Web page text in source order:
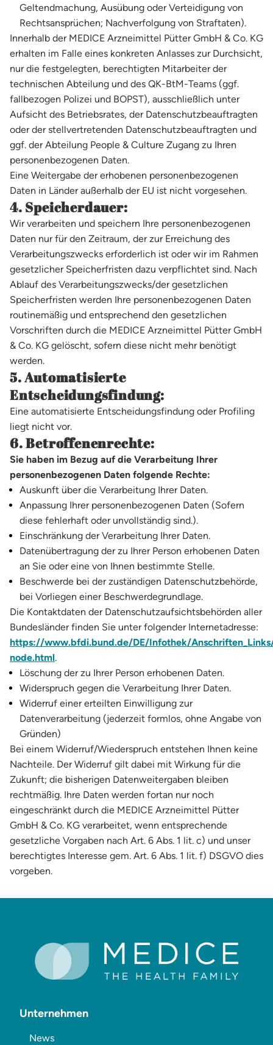
Geltendmachung, Ausübung oder Verteidigung von
Rechtsansprüchen; Nachverfolgung von Straftaten).
Innerhalb der MEDICE Arzneimittel Pütter GmbH & Co. KG
erhalten im Falle eines konkreten Anlasses zur Durchsicht,
nur die festgelegten, berechtigten Mitarbeiter der
technischen Abteilung und des QK-BtM-Teams (ggf.
fallbezogen Polizei und BOPST), ausschließlich unter
Aufsicht des Betriebsrates, der Datenschutzbeauftragten
oder der stellvertretenden Datenschutzbeauftragten und
ggf. der Abteilung People & Culture Zugang zu Ihren
personenbezogenen Daten.
Eine Weitergabe der erhobenen personenbezogenen
Daten in Länder außerhalb der EU ist nicht vorgesehen.
4. Speicherdauer:
Wir verarbeiten und speichern Ihre personenbezogenen
Daten nur für den Zeitraum, der zur Erreichung des
Verarbeitungszwecks erforderlich ist oder wir im Rahmen
gesetzlicher Speicherfristen dazu verpflichtet sind. Nach
Ablauf des Verarbeitungszwecks/der gesetzlichen
Speicherfristen werden Ihre personenbezogenen Daten
routinemäßig und entsprechend den gesetzlichen
Vorschriften durch die MEDICE Arzneimittel Pütter GmbH
& Co. KG gelöscht, sofern diese nicht mehr benötigt
werden.
5. Automatisierte
Entscheidungsfindung:
Eine automatisierte Entscheidungsfindung oder Profiling
liegt nicht vor.
6. Betroffenenrechte:
Sie haben im Bezug auf die Verarbeitung Ihrer
personenbezogenen Daten folgende Rechte:
Auskunft über die Verarbeitung Ihrer Daten.
Anpassung Ihrer personenbezogenen Daten (Sofern
diese fehlerhaft oder unvollständig sind.).
Einschränkung der Verarbeitung Ihrer Daten.
Datenübertragung der zu Ihrer Person erhobenen Daten
an Sie oder eine von Ihnen bestimmte Stelle.
Beschwerde bei der zuständigen Datenschutzbehörde,
bei Vorliegen einer Beschwerdegrundlage.
Die Kontaktdaten der Datenschutzaufsichtsbehörden aller
Bundesländer finden Sie unter folgender Internetadresse:
https://www.bfdi.bund.de/DE/Infothek/
node.html.
Löschung der zu Ihrer Person erhobenen Daten.
Widerspruch gegen die Verarbeitung Ihrer Daten.
Widerruf einer erteilten Einwilligung zur
Datenverarbeitung (jederzeit formlos, ohne Angabe von
Gründen)
Bei einem Widerruf/Wiederspruch entstehen Ihnen keine
Nachteile. Der Widerruf gilt dabei mit Wirkung für die
Zukunft; die bisherigen Datenweitergaben bleiben
rechtmäßig. Ihre Daten werden fortan nur noch
eingeschränkt durch die MEDICE Arzneimittel Pütter
GmbH & Co. KG verarbeitet, wenn entsprechende
gesetzliche Vorgaben nach Art. 6 Abs. 1 lit. c) und unser
berechtigtes Interesse gem. Art. 6 Abs. 1 lit. f) DSGVO dies
vorgeben.
Unternehmen
News